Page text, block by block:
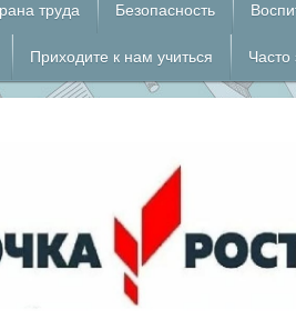
труда Безопасность
Приходите к нам учиться